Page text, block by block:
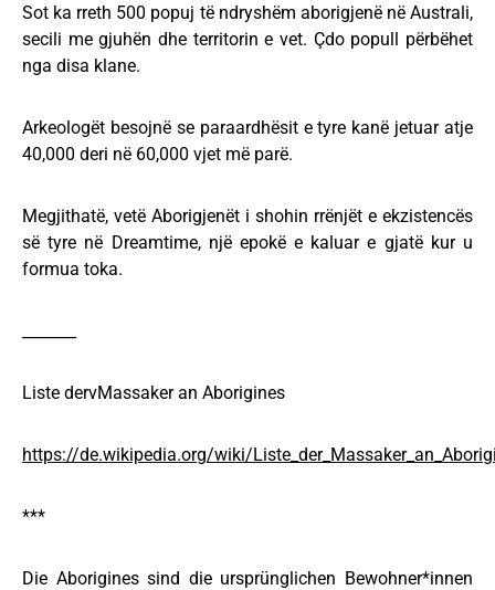
Sot ka rreth 500 popuj të ndryshëm aborigjenë në Australi,
secili me gjuhën dhe territorin e vet. Çdo popull përbëhet
nga disa klane.
Arkeologët besojnë se paraardhësit e tyre kanë jetuar atje
40,000 deri në 60,000 vjet më parë.
Megjithatë, vetë Aborigjenët i shohin rrënjët e ekzistencës
së tyre në Dreamtime, një epokë e kaluar e gjatë kur u
formua toka.
Liste dervMassaker an Aborigines
https://de.wikipedia.org/wiki/
***
Die Aborigines sind die ursprünglichen Bewohner*innen